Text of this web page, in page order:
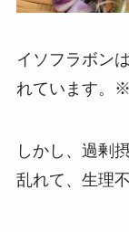
イソフラボン
れています。
しかし、過剰
乱れて、生理